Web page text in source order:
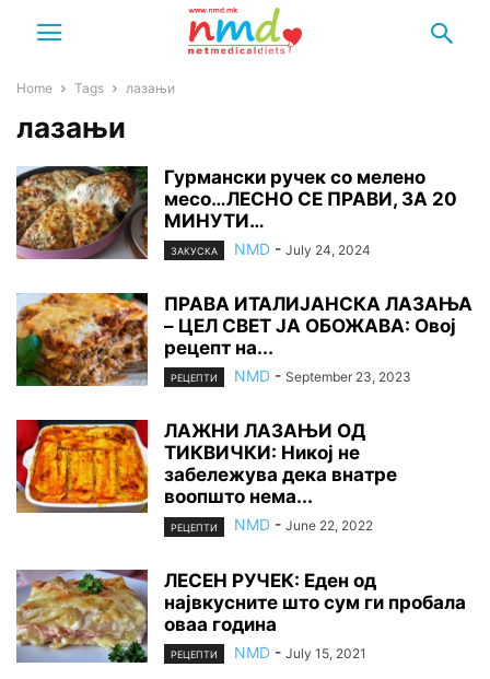
Home Tags лазањи
лазањи
Гурмански ручек со мелено
месо…ЛЕСНО СЕ ПРАВИ, ЗА 20
МИНУТИ…
ЗАКУСКА NMD - July 24, 2024
ПРАВА ИТАЛИЈАНСКА ЛАЗАЊА
– ЦЕЛ СВЕТ ЈА ОБОЖАВА: Овој
рецепт на...
РЕЦЕПТИ NMD - September 23, 2023
ЛАЖНИ ЛАЗАЊИ ОД
ТИКВИЧКИ: Никој не
забележува дека внатре
воопшто нема...
РЕЦЕПТИ NMD - June 22, 2022
ЛЕСЕН РУЧЕК: Еден од
највкусните што сум ги пробала
оваа година
РЕЦЕПТИ NMD - July 15, 2021